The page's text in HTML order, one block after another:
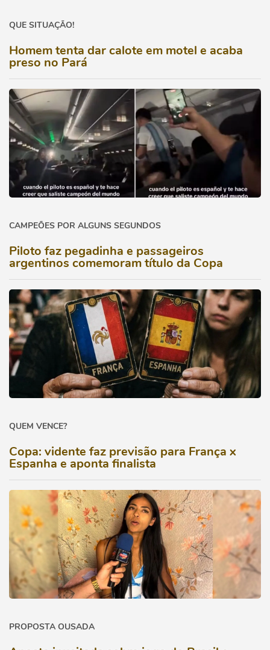
QUE SITUAÇÃO!
Homem tenta dar calote em motel e acaba
preso no Pará
CAMPEÕES POR ALGUNS SEGUNDOS
Piloto faz pegadinha e passageiros
argentinos comemoram título da Copa
QUEM VENCE?
Copa: vidente faz previsão para França x
Espanha e aponta finalista
PROPOSTA OUSADA